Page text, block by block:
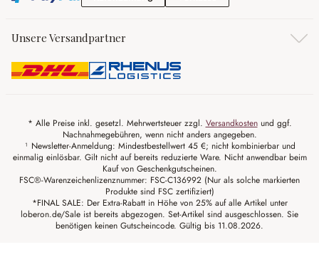
Unsere Versandpartner
* Alle Preise inkl. gesetzl. Mehrwertsteuer zzgl. Versandkostenund ggf.
Nachnahmegebühren, wenn nicht anders angegeben.
¹ Newsletter-Anmeldung: Mindestbestellwert 45 €; nicht kombinierbar und
einmalig einlösbar. Gilt nicht auf bereits reduzierte Ware. Nicht anwendbar beim
Kauf von Geschenkgutscheinen.
FSC®-Warenzeichenlizenznummer: FSC-C136992 (Nur als solche markierten
Produkte sind FSC zertifiziert)
*FINAL SALE: Der Extra-Rabatt in Höhe von 25% auf alle Artikel unter
loberon.de/Sale ist bereits abgezogen. Set-Artikel sind ausgeschlossen. Sie
benötigen keinen Gutscheincode. Gültig bis 11.08.2026.